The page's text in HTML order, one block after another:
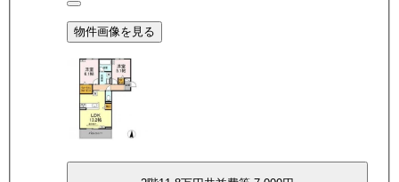
物件画像を見る